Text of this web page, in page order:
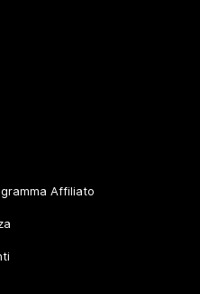
Affiliato